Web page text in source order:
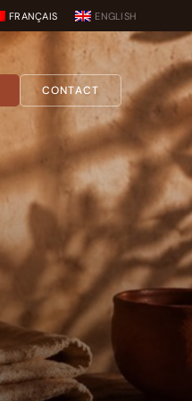
FRANÇAIS ENGLISH
CONTACT